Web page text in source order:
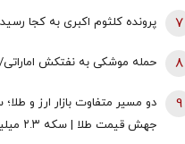
پرونده کلثوم اکبری به کجا 7
حمله موشکی به نفتکش اماراتی/ 8
دو مسیر متفاوت بازار ارز و طلا؛
جهش قیمت طلا | سکه ۲.۳ میلیون گران شد
9